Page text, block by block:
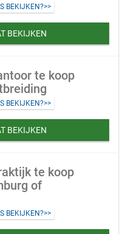
BEKIJKEN?>>
BEKIJKEN
te koop
BEKIJKEN?>>
BEKIJKEN
te koop
of
BEKIJKEN?>>